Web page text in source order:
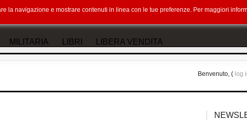
MILITARIA LIBRI LIBERA VENDITA
Benvenuto, ( log
la navigazione e mostrare contenuti in linea con le tue preferenze. Per maggiori